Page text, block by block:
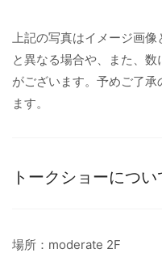
上記の写真はイメージ画
と異なる場合や、また、
がございます。予めご了
ます。
トークショーについ
場所：moderate 2F